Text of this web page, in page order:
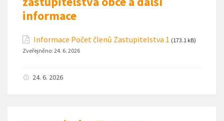
informace
Informace Počet členů Zastupitelstva 1 (173.1 kB)
Zveřejněno: 24. 6. 2026
24. 6. 2026